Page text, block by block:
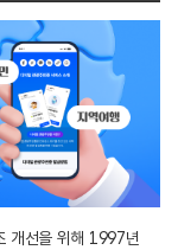
개선을 위해 1997년